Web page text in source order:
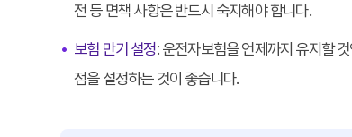
전 등 면책 사항은 반드시 숙지해야 합니다.
• 보험 만기 설정: 운전자보험을 언제까지 유지할
점을 설정하는 것이 좋습니다.